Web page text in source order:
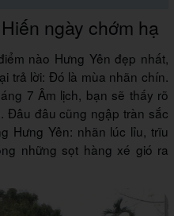
ngày chớm hạ
nào Hưng Yên đẹp nhất,
trả lời: Đó là mùa nhãn chín.
7 Âm lịch, bạn sẽ thấy rõ
Đâu đâu cũng ngập tràn sắc
Hưng Yên: nhãn lúc lỉu, trĩu
những sọt hàng xé gió ra